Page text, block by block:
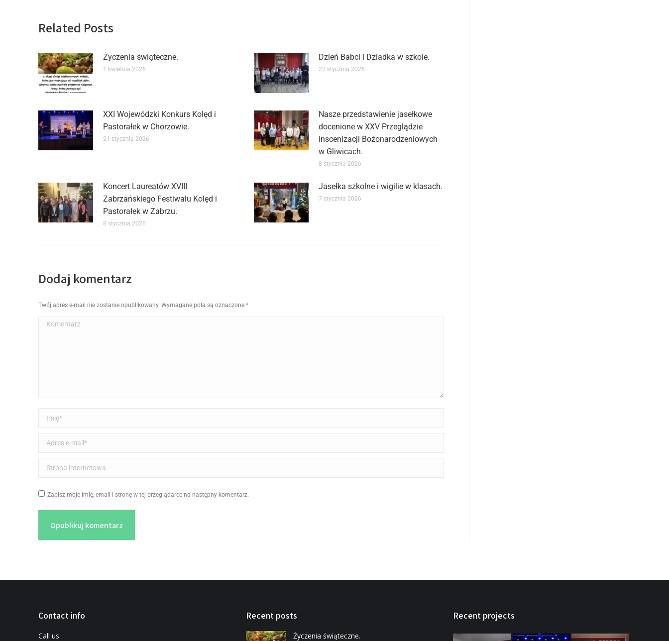
Related Posts
Życzenia świąteczne.
1 kwietnia 2026
Dzień Babci i Dziadka w szkole.
22 stycznia 2026
XXI Wojewódzki Konkurs Kolęd i
Pastorałek w Chorzowie.
21 stycznia 2026
Nasze przedstawienie jasełkowe
docenione w XXV Przeglądzie
Inscenizacji Bożonarodzeniowych
w Gliwicach.
8 stycznia 2026
Koncert Laureatów XVIII
Zabrzańskiego Festiwalu Kolęd i
Pastorałek w Zabrzu.
8 stycznia 2026
Jasełka szkolne i wigilie w klasach.
7 stycznia 2026
Dodaj komentarz
Twój adres e-mail nie zostanie opublikowany. Wymagane pola są oznaczone *
Komentarz
Imię *
Adres e-mail *
Strona internetowa
Zapisz moje imię, email i stronę w tej przeglądarce na następny komentarz.
Opublikuj komentarz
Contact info
Call us
Recent posts
Życzenia świąteczne.
Recent projects